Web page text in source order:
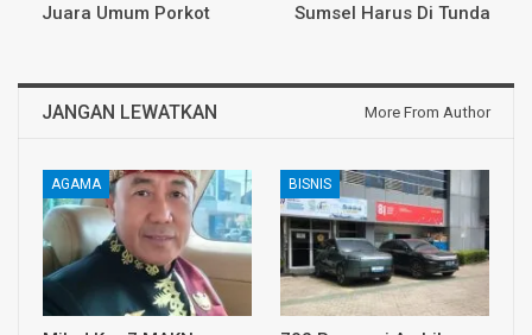
Juara Umum Porkot
Sumsel Harus Di Tunda
JANGAN LEWATKAN More From Author
AGAMA BISNIS